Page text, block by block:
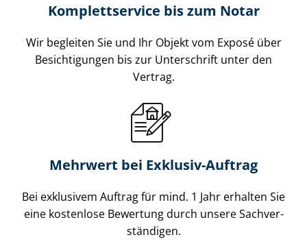
Komplettservice bis zum Notar
Wir begleiten Sie und Ihr Objekt vom Exposé über
Besichtigungen bis zur Unterschrift unter den
Vertrag.
Mehrwert bei Exklusiv-Auftrag
Bei exklusivem Auftrag für mind. 1 Jahr erhalten Sie
eine kostenlose Bewertung durch unsere Sach­ver­
stän­di­gen.